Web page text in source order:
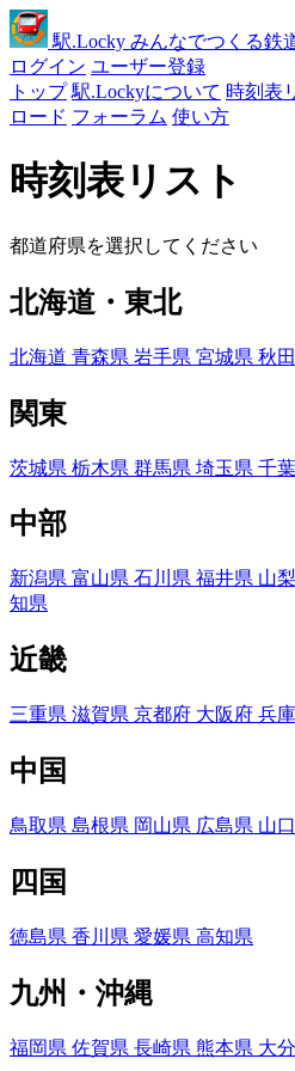
駅.Locky みんなでつくる鉄
ログイン ユーザー登録
トップ 駅.Lockyについて 時刻表
ロード フォーラム 使い方
時刻表リスト
都道府県を選択してください
北海道・東北
北海道 青森県 岩手県 宮城県 秋
関東
茨城県 栃木県 群馬県 埼玉県 千
中部
新潟県 富山県 石川県 福井県 山
知県
近畿
三重県 滋賀県 京都府 大阪府 兵
中国
鳥取県 島根県 岡山県 広島県 山
四国
徳島県 香川県 愛媛県 高知県
九州・沖縄
福岡県 佐賀県 長崎県 熊本県 大